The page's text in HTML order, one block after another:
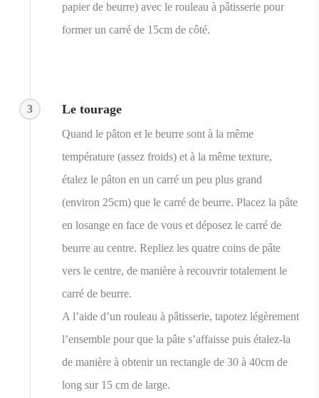
papier de beurre) avec le rouleau à pâtisserie pour
former un carré de 15cm de côté.
3 Le tourage
Quand le pâton et le beurre sont à la même
température (assez froids) et à la même texture,
étalez le pâton en un carré un peu plus grand
(environ 25cm) que le carré de beurre. Placez la pâte
en losange en face de vous et déposez le carré de
beurre au centre. Repliez les quatre coins de pâte
vers le centre, de manière à recouvrir totalement le
carré de beurre.
A l’aide d’un rouleau à pâtisserie, tapotez légèrement
l’ensemble pour que la pâte s’affaisse puis étalez-la
de manière à obtenir un rectangle de 30 à 40cm de
long sur 15 cm de large.